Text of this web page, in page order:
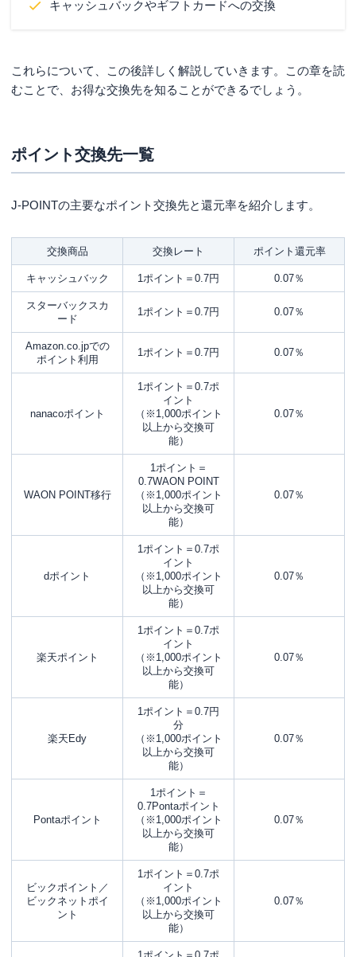
ド」がおすすめです。
楽天銀行・楽天トラベル・楽天証券・楽天市場・
んどん貯まります。
ドラッグストアやガソリンスタンドなどのお店で
です。
キャッシュバックやギフトカードへの交換
これらについて、この後詳しく解説していきます。この章を読
むことで、お得な交換先を知ることができるでしょう。
ポイント交換先一覧
J-POINTの主要なポイント交換先と還元率を紹介します。
交換商品 交換レート ポイント還元率
キャッシュバック 1ポイント＝0.7円 0.07％
スターバックスカ
ード
1ポイント＝0.7円 0.07％
Amazon.co.jpでの
ポイント利用
1ポイント＝0.7円 0.07％
nanacoポイント
1ポイント＝0.7ポ
イント
（※1,000ポイント
以上から交換可
能）
0.07％
WAON POINT移行
1ポイント＝
0.7WAON POINT
（※1,000ポイント
以上から交換可
能）
0.07％
dポイント
1ポイント＝0.7ポ
イント
（※1,000ポイント
以上から交換可
能）
0.07％
楽天ポイント
1ポイント＝0.7ポ
イント
（※1,000ポイント
以上から交換可
能）
0.07％
楽天Edy
1ポイント＝0.7円
分
（※1,000ポイント
以上から交換可
能）
0.07％
Pontaポイント
1ポイント＝
0.7Pontaポイント
（※1,000ポイント
以上から交換可
能）
0.07％
ビックポイント／
ビックネットポイ
ント
1ポイント＝0.7ポ
イント
（※1,000ポイント
以上から交換可
能）
0.07％